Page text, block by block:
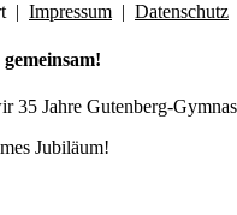
| Impressum | Datenschutz
35 Jahre Gutenberg-
Jubiläum!